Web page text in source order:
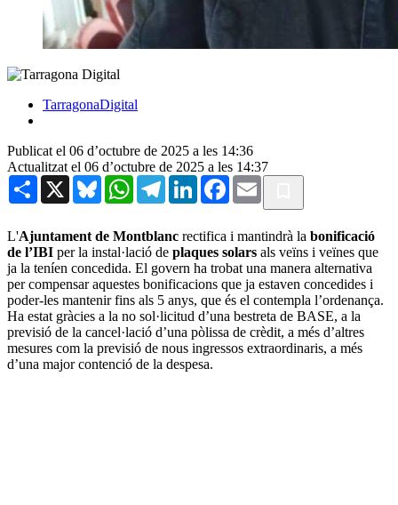
TarragonaDigital
Publicat el 06 d’octubre de 2025 a les 14:36
Actualitzat el 06 d’octubre de 2025 a les 14:37
Share X BlueskyWhatsAppTelegramLinkedInFacebook
Email
L'Ajuntament de Montblanc rectifica i mantindrà la bonificació
de l’IBI per la instal·lació de plaques solars als veïns i veïnes que
ja la teníen concedida. El govern ha trobat una manera alternativa
per compensar aquestes bonificacions que ja estaven concedides i
poder-les mantenir fins als 5 anys, que és el contempla l’ordenança.
Ha estat gràcies a la no sol·licitud d’una bestreta de BASE, a la
previsió de la cancel·lació d’una pòlissa de crèdit, a més d’altres
mesures com la previsió de nous ingressos extraordinaris, a més
d’una major contenció de la despesa.